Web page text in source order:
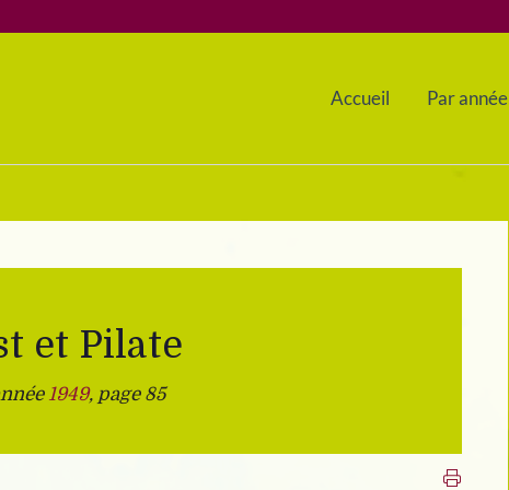
Accueil Par année
et Pilate
1949, page 85